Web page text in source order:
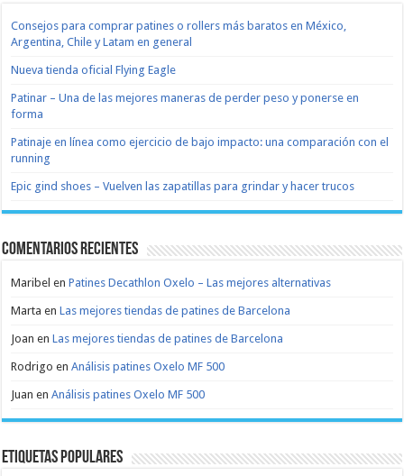
Consejos para comprar patines o rollers más baratos en México,
Argentina, Chile y Latam en general
Nueva tienda oficial Flying Eagle
Patinar – Una de las mejores maneras de perder peso y ponerse en
forma
Patinaje en línea como ejercicio de bajo impacto: una comparación con el
running
Epic gind shoes – Vuelven las zapatillas para grindar y hacer trucos
Comentarios recientes
Maribel enPatines Decathlon Oxelo – Las mejores alternativas
Marta enLas mejores tiendas de patines de Barcelona
Joan enLas mejores tiendas de patines de Barcelona
Rodrigo enAnálisis patines Oxelo MF 500
Juan enAnálisis patines Oxelo MF 500
Etiquetas populares